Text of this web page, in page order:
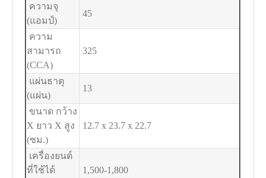
ความจุ
(แอมป์)
45
ความ
สามารถ
(CCA)
325
แผ่นธาตุ
(แผ่น)
13
ขนาด กว้าง
X ยาว X สูง
(ซม.)
12.7 x 23.7 x 22.7
เครื่องยนต์
ที่ใช้ได้
1,500-1,800